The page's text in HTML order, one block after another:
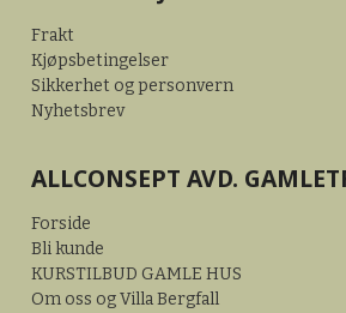
Frakt
Kjøpsbetingelser
Sikkerhet og personvern
Nyhetsbrev
ALLCONSEPT AVD.
Forside
Bli kunde
KURSTILBUD GAMLE HUS
Om oss og Villa Bergfall